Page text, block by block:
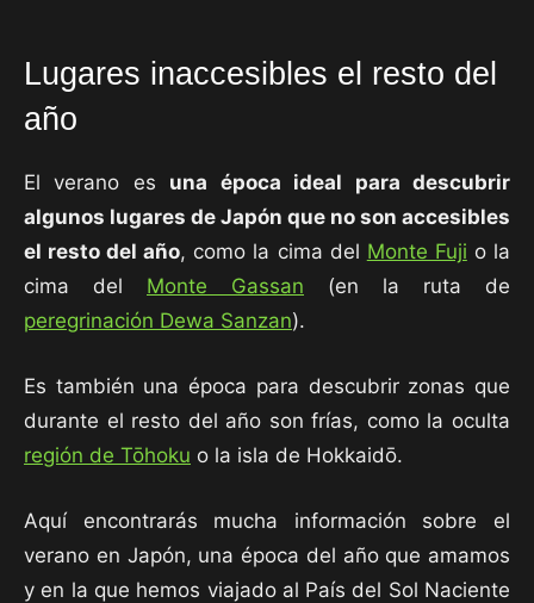
Lugares inaccesibles el resto del
año
El verano es una época ideal para descubrir
algunos lugares de Japón que no son accesibles
el resto del año, como la cima del Monte Fuji o la
cima del Monte Gassan (en la ruta de
peregrinación Dewa Sanzan).
Es también una época para descubrir zonas que
durante el resto del año son frías, como la oculta
región de Tōhoku o la isla de Hokkaidō.
Aquí encontrarás mucha información sobre el
verano en Japón, una época del año que amamos
y en la que hemos viajado al País del Sol Naciente